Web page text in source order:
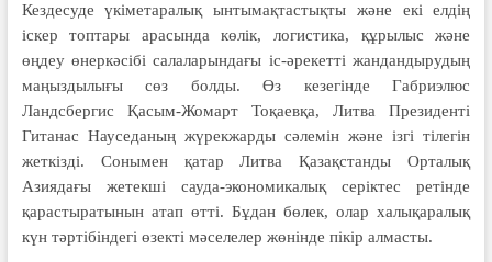
Кездесуде үкіметаралық ынтымақтастықты және екі елдің
іскер топтары арасында көлік, логистика, құрылыс және
өңдеу өнеркәсібі салаларындағы іс-әрекетті жандандырудың
маңыздылығы сөз болды. Өз кезегінде Габриэлюс
Ландсбергис Қасым-Жомарт Тоқаевқа, Литва Президенті
Гитанас Науседаның жүрекжарды сәлемін және ізгі тілегін
жеткізді. Сонымен қатар Литва Қазақстанды Орталық
Азиядағы жетекші сауда-экономикалық серіктес ретінде
қарастыратынын атап өтті. Бұдан бөлек, олар халықаралық
күн тәртібіндегі өзекті мәселелер жөнінде пікір алмасты.